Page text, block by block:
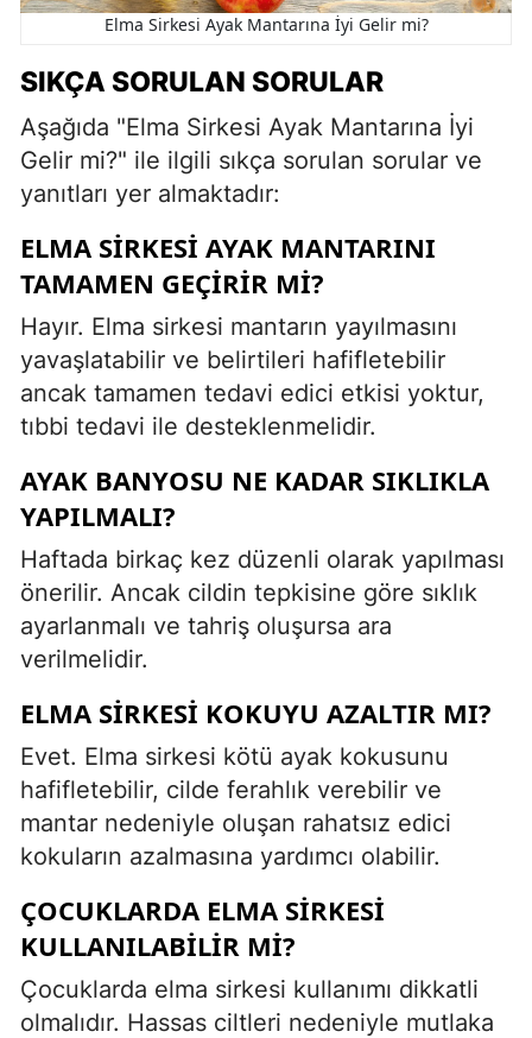
Elma Sirkesi Ayak Mantarına İyi Gelir mi?
SIKÇA SORULAN SORULAR
Aşağıda "Elma Sirkesi Ayak Mantarına İyi
Gelir mi?" ile ilgili sıkça sorulan sorular ve
yanıtları yer almaktadır:
ELMA SIRKESI AYAK MANTARINI
TAMAMEN GEÇIRIR MI?
Hayır. Elma sirkesi mantarın yayılmasını
yavaşlatabilir ve belirtileri hafifletebilir
ancak tamamen tedavi edici etkisi yoktur,
tıbbi tedavi ile desteklenmelidir.
AYAK BANYOSU NE KADAR SIKLIKLA
YAPILMALI?
Haftada birkaç kez düzenli olarak yapılması
önerilir. Ancak cildin tepkisine göre sıklık
ayarlanmalı ve tahriş oluşursa ara
verilmelidir.
ELMA SIRKESI KOKUYU AZALTIR MI?
Evet. Elma sirkesi kötü ayak kokusunu
hafifletebilir, cilde ferahlık verebilir ve
mantar nedeniyle oluşan rahatsız edici
kokuların azalmasına yardımcı olabilir.
ÇOCUKLARDA ELMA SIRKESI
KULLANILABILIR MI?
Çocuklarda elma sirkesi kullanımı dikkatli
olmalıdır. Hassas ciltleri nedeniyle mutlaka